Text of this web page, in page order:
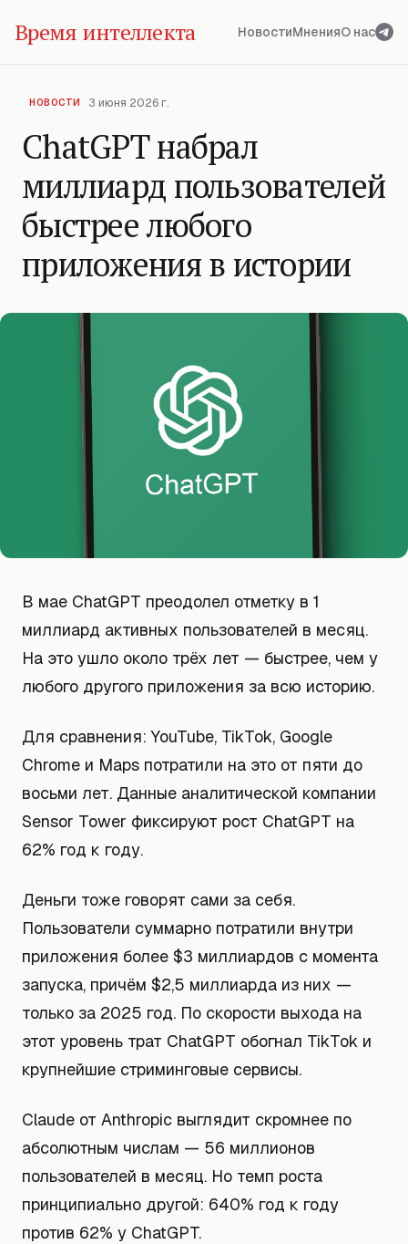
Время интеллекта НовостиМненияО нас
НОВОСТИ 3 июня 2026 г.
ChatGPT набрал
миллиард пользователей
быстрее любого
приложения в истории
В мае ChatGPT преодолел отметку в 1
миллиард активных пользователей в месяц.
На это ушло около трёх лет — быстрее, чем у
любого другого приложения за всю историю.
Для сравнения: YouTube, TikTok, Google
Chrome и Maps потратили на это от пяти до
восьми лет. Данные аналитической компании
Sensor Tower фиксируют рост ChatGPT на
62% год к году.
Деньги тоже говорят сами за себя.
Пользователи суммарно потратили внутри
приложения более $3 миллиардов с момента
запуска, причём $2,5 миллиарда из них —
только за 2025 год. По скорости выхода на
этот уровень трат ChatGPT обогнал TikTok и
крупнейшие стриминговые сервисы.
Claude от Anthropic выглядит скромнее по
абсолютным числам — 56 миллионов
пользователей в месяц. Но темп роста
принципиально другой: 640% год к году
против 62% у ChatGPT.